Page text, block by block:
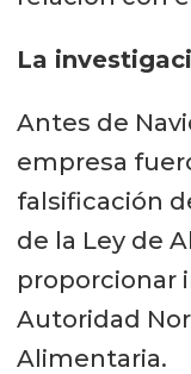
La
Antes de
empresa
falsificación
de la Ley de
proporcionar
Autoridad
Alimentaria.